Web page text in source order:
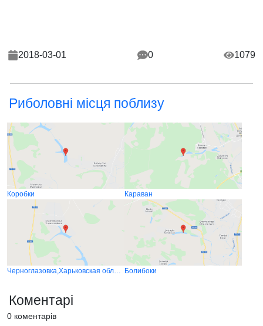
2018-03-01 0 1079
Риболовні місця поблизу
Коробки Караван
Черноглазовка,Харьковская область,Золочевский район. Болибоки
Коментарі
0 коментарів